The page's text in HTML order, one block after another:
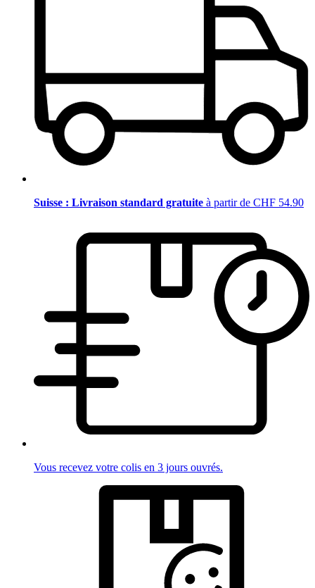
Suisse : Livraison standard gratuite à partir de CHF 54.90
Vous recevez votre colis en 3 jours ouvrés.